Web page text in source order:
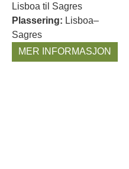
Lisboa til Sagres
Plassering: Lisboa–
Sagres
MER INFORMASJON